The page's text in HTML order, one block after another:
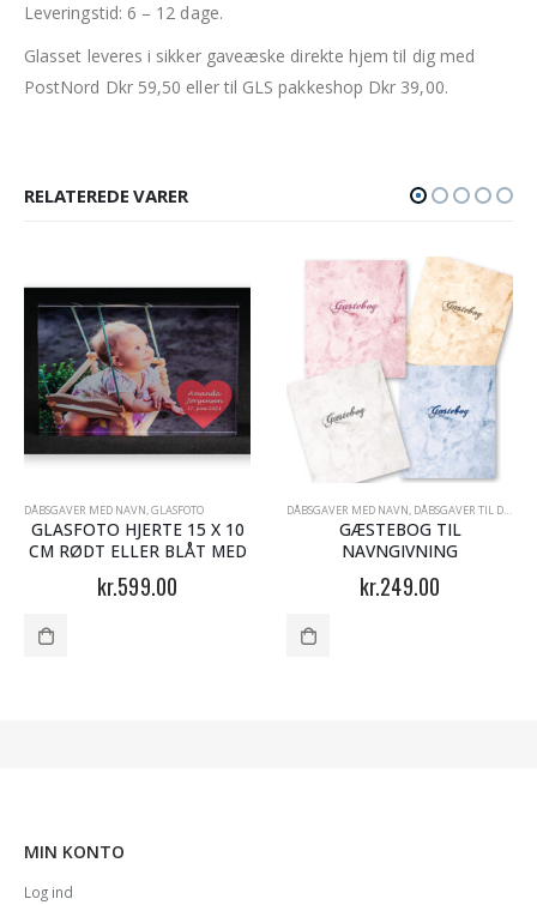
Leveringstid: 6 – 12 dage.
Glasset leveres i sikker gaveæske direkte hjem til dig med
PostNord Dkr 59,50 eller til GLS pakkeshop Dkr 39,00.
RELATEREDE VARER
MIN PERSONLIGE BOG - BØRNEBØGER
DÅBSGAVER MED NAVN,GLASFOTO
GLASFOTO HJERTE 15 X 10
CM RØDT ELLER BLÅT MED
LED LYS
kr.599.00
DÅBSGAVER MED NAVN, DÅBSGAVER TIL DRENGE
GÆSTEBOG TIL
NAVNGIVNING
kr.249.00
MIN KONTO
Log ind